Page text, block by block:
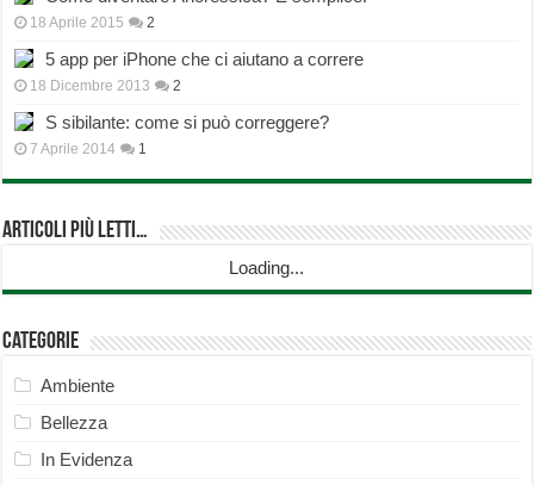
18 Aprile 2015 2
5 app per iPhone che ci aiutano a correre
18 Dicembre 2013 2
S sibilante: come si può correggere?
7 Aprile 2014 1
Articoli più Letti…
Loading...
Categorie
Ambiente
Bellezza
In Evidenza